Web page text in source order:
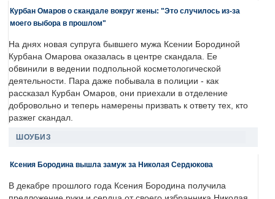
Курбан Омаров о скандале вокруг жены: "Это случилось из-за
моего выбора в прошлом"
На днях новая супруга бывшего мужа Ксении Бородиной
Курбана Омарова оказалась в центре скандала. Ее
обвинили в ведении подпольной косметологической
деятельности. Пара даже побывала в полиции - как
рассказал Курбан Омаров, они приехали в отделение
добровольно и теперь намерены призвать к ответу тех, кто
разжег скандал.
ШОУБИЗ
Ксения Бородина вышла замуж за Николая Сердюкова
В декабре прошлого года Ксения Бородина получила